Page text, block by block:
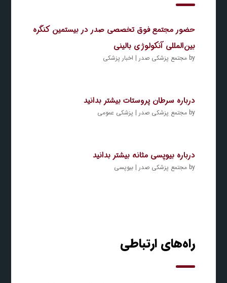
حضور مجتمع فوق تخصصی صدر در بیستمین کنگره
بین‌المللی آنکولوژی بالینی
by مجتمع پزشکی صدر| اخبار پزشکی
درباره سرطان پروستات بیشتر بدانید
by مجتمع پزشکی صدر| پزشکی عمومی
درباره بیوپسی مثانه بیشتر بدانید
by مجتمع پزشکی صدر| بیوپسی
راه‌های ارتباطی